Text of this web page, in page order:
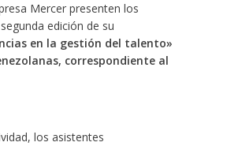
Mercer presenten los
edición de su
en la gestión del talento»
correspondiente al
los asistentes